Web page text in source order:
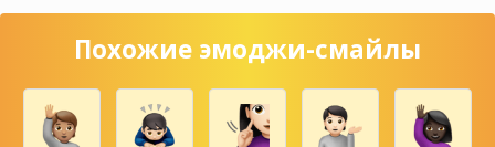
Похожие эмоджи-смайлы